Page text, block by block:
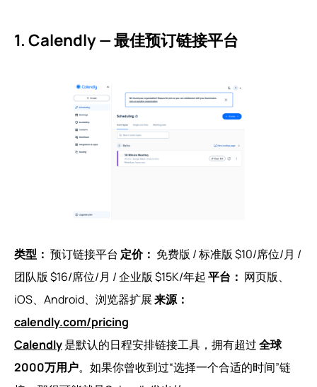
1. Calendly — 最佳预订链接平台
类型： 预订链接平台 定价： 免费版 / 标准版 $10/席位/月 /
团队版 $16/席位/月 / 企业版 $15K/年起平台： 网页版、
iOS、Android、浏览器扩展来源：
calendly.com/pricing
Calendly是默认的日程安排链接工具，拥有超过全球
2000万用户。如果你曾收到过“选择一个合适的时间”链